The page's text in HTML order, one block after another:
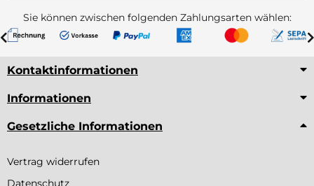
Sie können zwischen folgenden Zahlungsarten wählen:
Kontaktinformationen
Informationen
Gesetzliche Informationen
Vertrag widerrufen